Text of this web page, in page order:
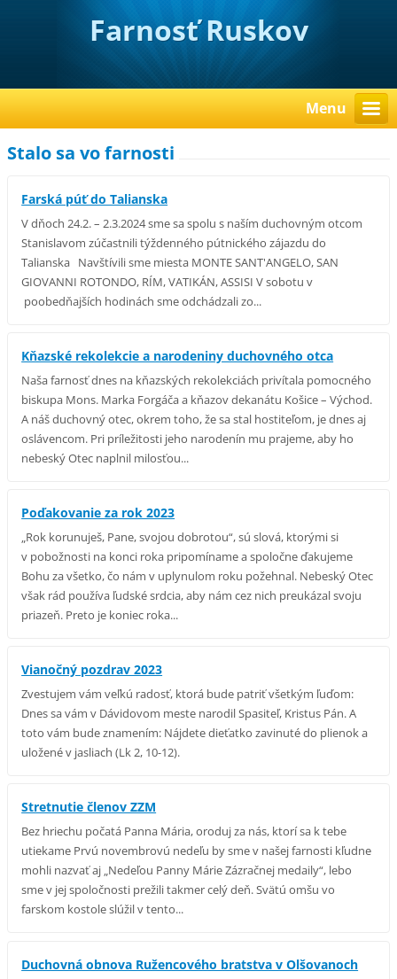
Farnosť Ruskov
Menu
Stalo sa vo farnosti
Farská púť do Talianska
V dňoch 24.2. – 2.3.2024 sme sa spolu s naším duchovným otcom
Stanislavom zúčastnili týždenného pútnického zájazdu do
Talianska Navštívili sme miesta MONTE SANT'ANGELO, SAN
GIOVANNI ROTONDO, RÍM, VATIKÁN, ASSISI V sobotu v
poobedňajších hodinách sme odchádzali zo...
Kňazské rekolekcie a narodeniny duchovného otca
Naša farnosť dnes na kňazských rekolekciách privítala pomocného
biskupa Mons. Marka Forgáča a kňazov dekanátu Košice – Východ.
A náš duchovný otec, okrem toho, že sa stal hostiteľom, je dnes aj
oslávencom. Pri príležitosti jeho narodenín mu prajeme, aby ho
nebeský Otec naplnil milosťou...
Poďakovanie za rok 2023
„Rok korunuješ, Pane, svojou dobrotou“, sú slová, ktorými si
v pobožnosti na konci roka pripomíname a spoločne ďakujeme
Bohu za všetko, čo nám v uplynulom roku požehnal. Nebeský Otec
však rád používa ľudské srdcia, aby nám cez nich preukázal svoju
priazeň. Preto je koniec roka...
Vianočný pozdrav 2023
Zvestujem vám veľkú radosť, ktorá bude patriť všetkým ľuďom:
Dnes sa vám v Dávidovom meste narodil Spasiteľ, Kristus Pán. A
toto vám bude znamením: Nájdete dieťatko zavinuté do plienok a
uložené v jasliach (Lk 2, 10-12).
Stretnutie členov ZZM
Bez hriechu počatá Panna Mária, oroduj za nás, ktorí sa k tebe
utiekame Prvú novembrovú nedeľu by sme v našej farnosti kľudne
mohli nazvať aj „Nedeľou Panny Márie Zázračnej medaily“, lebo
sme v jej spoločnosti prežili takmer celý deň. Svätú omšu vo
farskom kostole slúžil v tento...
Duchovná obnova Ružencového bratstva v Olšovanoch